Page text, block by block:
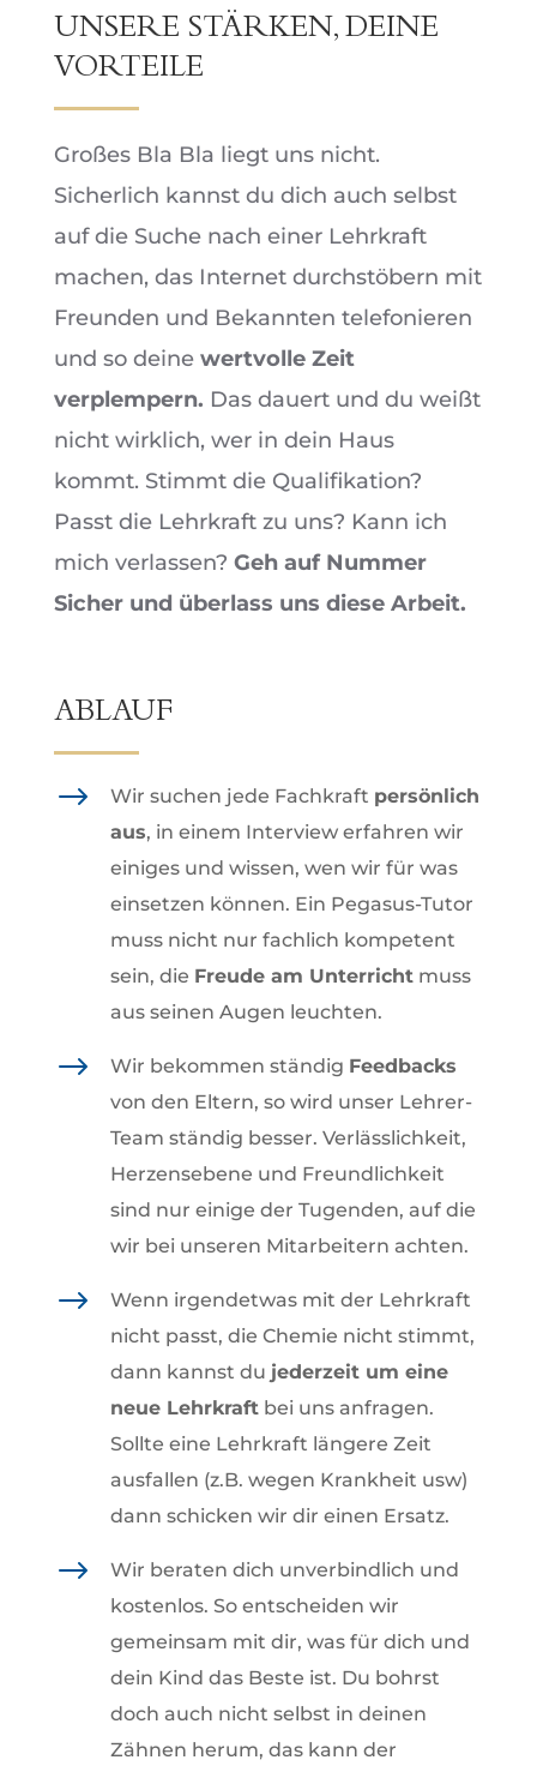
UNSERE STÄRKEN, DEINE
VORTEILE
Großes Bla Bla liegt uns nicht.
Sicherlich kannst du dich auch selbst
auf die Suche nach einer Lehrkraft
machen, das Internet durchstöbern mit
Freunden und Bekannten telefonieren
und so deine wertvolle Zeit
verplempern. Das dauert und du weißt
nicht wirklich, wer in dein Haus
kommt. Stimmt die Qualifikation?
Passt die Lehrkraft zu uns? Kann ich
mich verlassen? Geh auf Nummer
Sicher und überlass uns diese Arbeit.
ABLAUF
$ Wir suchen jede Fachkraft persönlich
aus, in einem Interview erfahren wir
einiges und wissen, wen wir für was
einsetzen können. Ein Pegasus-Tutor
muss nicht nur fachlich kompetent
sein, die Freude am Unterrichtmuss
aus seinen Augen leuchten.
$ Wir bekommen ständig Feedbacks
von den Eltern, so wird unser Lehrer-
Team ständig besser. Verlässlichkeit,
Herzensebene und Freundlichkeit
sind nur einige der Tugenden, auf die
wir bei unseren Mitarbeitern achten.
$
Wenn irgendetwas mit der Lehrkraft
nicht passt, die Chemie nicht stimmt,
dann kannst du jederzeit um eine
neue Lehrkraftbei uns anfragen.
Sollte eine Lehrkraft längere Zeit
ausfallen (z.B. wegen Krankheit usw)
dann schicken wir dir einen Ersatz.
$
Wir beraten dich unverbindlich und
kostenlos. So entscheiden wir
gemeinsam mit dir, was für dich und
dein Kind das Beste ist. Du bohrst
doch auch nicht selbst in deinen
Zähnen herum, das kann der